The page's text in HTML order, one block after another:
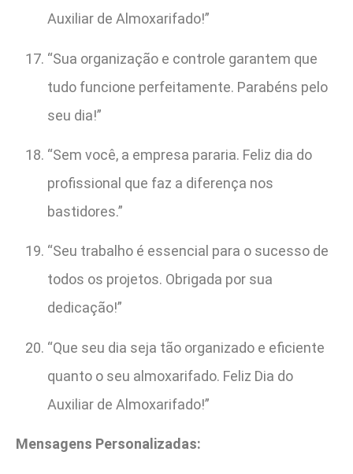
Auxiliar de Almoxarifado!”
“Sua organização e controle garantem que
tudo funcione perfeitamente. Parabéns pelo
seu dia!”
“Sem você, a empresa pararia. Feliz dia do
profissional que faz a diferença nos
bastidores.”
“Seu trabalho é essencial para o sucesso de
todos os projetos. Obrigada por sua
dedicação!”
“Que seu dia seja tão organizado e eficiente
quanto o seu almoxarifado. Feliz Dia do
Auxiliar de Almoxarifado!”
Mensagens Personalizadas: